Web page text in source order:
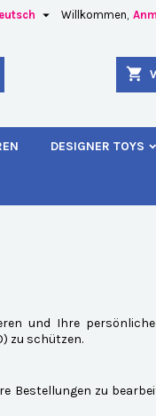
Willkommen,

shopping_cart
DESIGNER TOYS
und Ihre
zu schützen.
Bestellungen zu
zu